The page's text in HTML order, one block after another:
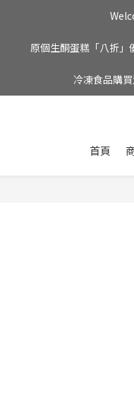
原個生酮蛋糕「八折」
冷凍食品購
首頁